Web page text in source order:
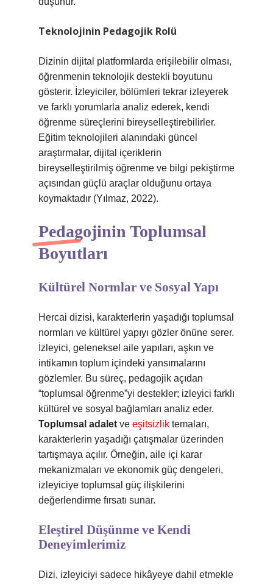
Teknolojinin Pedagojik Rolü
Dizinin dijital platformlarda erişilebilir olması,
öğrenmenin teknolojik destekli boyutunu
gösterir. İzleyiciler, bölümleri tekrar izleyerek
ve farklı yorumlarla analiz ederek, kendi
öğrenme süreçlerini bireyselleştirebilirler.
Eğitim teknolojileri alanındaki güncel
araştırmalar, dijital içeriklerin
bireyselleştirilmiş öğrenme ve bilgi pekiştirme
açısından güçlü araçlar olduğunu ortaya
koymaktadır (Yılmaz, 2022).
Pedagojinin Toplumsal
Boyutları
Kültürel Normlar ve Sosyal Yapı
Hercai dizisi, karakterlerin yaşadığı toplumsal
normları ve kültürel yapıyı gözler önüne serer.
İzleyici, geleneksel aile yapıları, aşkın ve
intikamın toplum içindeki yansımalarını
gözlemler. Bu süreç, pedagojik açıdan
“toplumsal öğrenme”yi destekler; izleyici farklı
kültürel ve sosyal bağlamları analiz eder.
Toplumsal adalet ve eşitsizlik temaları,
karakterlerin yaşadığı çatışmalar üzerinden
tartışmaya açılır. Örneğin, aile içi karar
mekanizmaları ve ekonomik güç dengeleri,
izleyiciye toplumsal güç ilişkilerini
değerlendirme fırsatı sunar.
Eleştirel Düşünme ve Kendi
Deneyimlerimiz
Dizi, izleyiciyi sadece hikâyeye dahil etmekle